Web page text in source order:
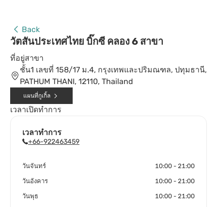
Back
วัตสันประเทศไทย บิ๊กซี คลอง 6 สาขา
ที่อยู่สาขา
ชั้น1 เลขที่ 158/17 ม.4, กรุงเทพและปริมณฑล, ปทุมธานี,
PATHUM THANI, 12110, Thailand
แผนที่กูเกิ้ล
เวลาเปิดทำการ
เวลาทำการ
+66-922463459
วันจันทร์ 10:00 - 21:00
วันอังคาร 10:00 - 21:00
วันพุธ 10:00 - 21:00